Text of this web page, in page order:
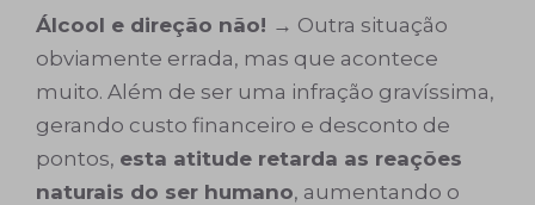
Álcool e direção não! → Outra situação
obviamente errada, mas que acontece
muito. Além de ser uma infração gravíssima,
gerando custo financeiro e desconto de
pontos, esta atitude retarda as reações
naturais do ser humano, aumentando o